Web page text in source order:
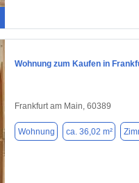
Wohnung zum Kaufen in
Frankfurt am Main, 60389
Wohnung ca. 36,02 m²